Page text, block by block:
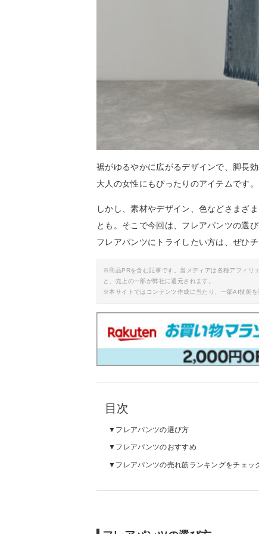
裾がゆるやかに広がるデザインで、脚長
大人の女性にもぴったりのアイテムです。
しかし、素材やデザイン、色などさまざ
とも。そこで今回は、フレアパンツの選
フレアパンツにトライしたい方は、ぜひ
※商品PRを含む記事です。当メディアは各種アフィリ
と、売上の一部が弊社に還元されます。
※本サイトではコンテンツ作成に当たり、一部AI技術を
目次
フレアパンツの選び方
フレアパンツのおすすめ
フレアパンツの売れ筋ランキングをチェッ